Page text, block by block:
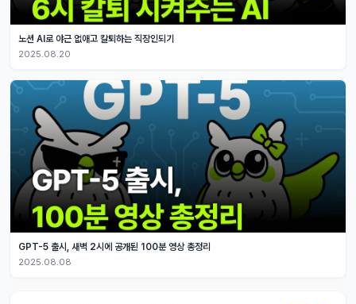
노션 AI로 야근 없애고 칼퇴하는 직장인되기
2025.08.20
GPT-5 출시, 새벽 2시에 공개된 100분 영상 총정리
2025.08.08